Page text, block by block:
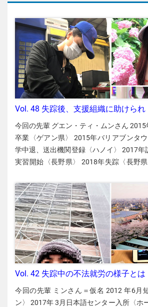
Vol. 48 失踪後、支援組織に助けられ
今回の先輩 グエン・ティ・ムンさん 2015年レホンフォン高校卒業〈ゲアン県〉 2015年バリアブンタウ大学入学 2016年大学中退、送出機関登録〈ハノイ〉 2017年訪日。講習後、技能実習開始〈長野県〉 2018年失踪〈長野県→愛知県〉 2019年転職〈大阪〉 〈1997年生まれ、ゲアン省出身〉 工場での技能実習以外に動物の世話やベビーシッターを長時間させられ、残業代ももらえなかったムンさん。社長の度重なる暴言もあって失踪したが、残った後輩たちを助けようと支援機関に相談した。すると、労基署が捜査に乗り出し、OTITも動いて……。 〈このページの内容〉 • 大学を中退し技能実習 • 送出機関 • 工場勤務なのにペットショップの仕事 • ベビーシッター • 心の糸が切れて失踪 • 日本人は親切だった • 失踪生活 •「外国人実習生支援」 • 行政が動いた！ • 転籍 • 新しい職場 • 今の生活 大学を中退し技能実習 送出機関の日本語センターの先生や仲間〈ハノイで2017年〉 私は6人兄弟の5番目です。父は病気で2009年から仕事ができず（2019年に死亡）、母が農業で家計を支えていました。私は大学で1年間勉強しましたが、実家が苦しいのに自分だけ大学に通うことが心苦しく、中退して技能実習をすることを決意しました。家族は中退に反対しましたが、私の故郷では、多くの友人が大学に進まず外国で働いていたので、私も同じように働いて両親を助けたいと思ったのです。 送出機関 私はハノイの送出機関に登録し、全部で6,400ドルを支払いました。それ以外に、送出機関を紹介してくれた親せきの友人にも20,000,000ドン払いました。他に食費や交通費もあり、父は計200,000,000ドンを銀行から借りました。 【編集部からのアドバイス】 ・送出機関によって費用が違います。費用が高くても日本での給料が高いとは限りません。 ・ベトナム政府の規定で、送出機関の日本語教育費は約520時間に対し5,900,000VND以下、送出手数料は3,600 USD以下（3年契約の場合）となっています。 ・送出機関は、紹介者が紹介料を受け取ることを認めてはいけません。 ☆この記事を参考に送出機関を自分でも探しましょう。 こんなに違う、送出機関への費用 / 徹底比較 工場勤務なのにペットショップの仕事 飼育小屋で清掃をする同僚〈2017年〉 私は2017年6月に長野県の工場で技能実習を始めました。しかし、機械加工の実習以外に、この会社が経営するペットショップでも仕事をさせられました。毎日、朝から工場で働いた後、私を含む3人が車でペットショップに移動し、15時から19時まで仕事をしました。鳥や動物へのエサやり▽飼育小屋の掃除▽販売用のエサの包装――などです。土曜日は朝から晩までペットショップで、隣接するバラ園でせん定や掃除もさせられました。 また、寮で最初の1年間はWi-Fiのパスワードを教えてもらえず、自由に電話できませんでした。先輩も社長から怒られるので、パスワードを教えてくれません。訪日して約3カ月たったある日、先輩の携帯電話を借りて初めて家族に連絡できました。その後も、社長の目があるので自由に電話できませんでした。 ベビーシッター 仕事を記録した私のメモ（黒塗り部分は赤ちゃんの名前）〈2018年1月〉 技能実習生は工場のそばの寮に住みましたが、私を含む数人だけが2017年11月、ペットショップに近い監理団体の研修センターに移されました。社長は監理団体の理事長も兼ねており、私たちをセンターに住ませ、自分も2018年1月に1歳の娘と2人でここに移ってきました。それ以来、私たち実習生が社長の食事作りや洗濯、赤ちゃんの子守をすることになりました。また、毎日朝から鳥や犬にエサをあげたり、深夜に社長の飼っていたハトの世話をしたりもしました。 後輩実習生たちと私〈センターで2018年8月〉 失踪までの約10カ月間、私は毎日ベビーシッターをしました。赤ちゃんは私に一番なついていたので、主に私の担当でした。19時にセンターに帰り、23時から赤ちゃんと遊んだり寝かしつけたりし、1時までかかることもよくありました。おむつ交換もしました。休日もペットショップの仕事か赤ちゃんの世話です。私はこの子が好きでしたが、残業代は一円ももらえませんでした。 心の糸が切れて失踪 このような無賃労働に加え、私たちは社長からよく怒鳴られました。2018年8月に来た後輩実習生3人は日本語が分からず、社長の指示を理解できません。そんなとき、社長は「なぜ、こいつらにきちんと仕事を教えないんだ！」と私に怒鳴りました。社長はそれ以外にも気に入らないことがあるとよく激高しました。そのため男の実習生2人が失踪しました。私も同年10月のある夜、理由も分からずにひどく怒鳴られ、心の糸が切れてしまいました。 「もうここには居られない」と思い立ち、怒鳴られた3時間後にセンターを出ました。夜0時ごろのことでした。約600㍍離れた高速バス乗り場まで歩き、「私、名古屋に行きたいですけど、バスはどれですか」と聞いて名古屋行きのバスに乗ったのです。 日本人は親切だった 向かった先は愛知県の技能実習生たちの寮でした。彼らの1人を訪日前に紹介され、SNSで情報交換を続けていました。悩みを聞いてもらうこともあり、「もし失踪したら、うちにおいで」と言ってくれていました。しかし、実際に失踪するつもりはなかったので、寮への行き方が分かりません。そんな私を、道行く人たちが助けてくれました。 ＊高速バスを降り、タクシーに乗ろうとしましたが、目的地まで約2万円かかるとのことで断念。友人に電車での行き方を聞くにも、私の携帯電話はWi-Fiがないと使えません。そこで、運転手さんが携帯電話を貸してくれました。 ＊駅に着くと、今度は切符の買い方が分かりません。社長が怒るので外出許可を申請しにくく、長野県から出たことがなかったからです。通行人の少年に尋ねると、代わりに切符を買い、自動改札機まで連れて行ってくれました。 ＊電車内では乗客のおばさんに電話を借り、目的の駅に着いたときに教えてもらいました。 ＊電車を降り、切符を入れずに自動改札機を通ろうとしてアラームが鳴りました。しかし、駅員さんがやさしく助けてくれました。 失踪生活 友人は３ベッドルームの寮に3人で住んでいました。私はこのうち1室に、再就職するまで約11カ月間住ませてもらいました。失踪時、私の口座には約30万円ありましたが、途中でなくなり、彼らにお金を借りて暮らしました。失踪中は、日本語を毎日8時間勉強しました。不法就労をあっせんする有名なFacebookページは詐欺も多いので使わず、先輩や友人に仕事探しをお願いしました。また、友だちと花見などに行って気晴らしをしましたが、収入がないので遠くには行きませんでした。失踪中は「日本で働いて借金を返す前に警察に見つかってベトナムに送り返されたら……」といつも不安でした。後輩の皆さん、失踪だけはしないでください。 「外国人実習生支援」 「外国人実習生支援」のFBページ。ここからメッセージを送れます。 そんなある日、Facebookで榑松（くれまつ）さんのことを知りました。ある実習生が労働問題を彼に解決してもらったという投稿でした。榑松さんは「外国人実習生支援」というFacebookページで実習生の相談を受けています。私は長野に残っている後輩たちの処遇を改善してもらえないかと思い、2019年3月、思い切って榑松さんにSNSで連絡しました。 「仲間が工場勤務なのに他の仕事をやらされている」などと、簡単な日本語でメッセージを送り、社長が怒鳴っている動画も送りました。そして、約2週間後に彼の事務所（名古屋市）を訪ねました。彼はとても親身に相談に乗り、外国人技能実習機構（OTIT）や労基署に一緒に行って説明をしたり、電車のパスカードを作ってくれたりしました。 行政が動いた！ 榑松さんに相談してからの経過は次の通りです。労基署やOTITが動いてくれました。 〈2019年〉 ・3月11日：榑松さんと面会。一緒にOTIT名古屋事務所を訪問。 ・3月20日：国会議員が私たちの事例を取り上げ、国会で質問（それを聞いてNHKが取材）。 ・4月1日：社長が怒鳴っている動画などをNHKが放送。 ・4月3日：労基署とOTITが長野県の会社に立ち入り調査。OTITが後輩実習生3人をホテルに保護。3人はその後、OTITの手配で別の会社に転職。 ・6月：フィリピン人の後輩数人もOTITに保護され、その後転職。 ・7月：私が長野県の労基署を訪問し残業代不払いを訴え。 ・11月：労基署は「小売店（ペットショップ）の清掃などを行わせた時間外労働について、技能実習生らに約１年間にわたって割増賃金を支払っていない」などとして、労働基準法違反（割増賃金不払いなど）の疑いでこの会社を送検。 厚労省発表の指導事例にも掲載（2020年10月） 〈2020年〉 ・2月：入管庁と厚労省はこの会社の技能実習計画の認定を取り消し。同社社長が理事長を務める監理団体への許可も取り消し。 NHKが全国放送〈2019年4月〉 転籍 榑松さん（左）は私の日本でのお父さん〈名古屋市で2019年9月〉 こうして会社は処分され、後輩たちは転籍できました。ただ、一度失踪したためか、私の転職先だけは決まりませんでした。榑松さんがあちこちに聞いて私の転職先を探してくれましたが、私と同じ職種の女性実習生は少なく、仕事があっても女子寮がないなどの理由で、なかなか見つかりませんでした。そんななか、榑松さんと懇意の黒田さんというベトナム語通訳の女性（西日本技能センター）が大阪府の抱月工業という会社にお願いしてくださり、就職できることになりました。2019年9月のことでした。 ・（監理団体）協同組合 西日本技能センター https://www.facebook.com/japanskill/ ※ベトナム語で問い合わせができます。 新しい職場 作業中の私〈2020年8月〉 抱月工業（大久保尚容社長）は従業員約70人で、2003年から実習生を受け入れ、今はエンジニアと実習生で計11人のベトナム人がいます。これまで女性実習生はいなかったので、私のために新たにアパートを借りてくれました。同社では、下記のようによい意味で驚きの連続でした。 ・社長が親切でやさしい。 ・現場リーダーたちが実習生に困ったことはないかよく聞いてくれる。仕事のやり方に関する意見交換会もある。 ・日本語能力試験（JLPT）に合格したら毎月の給料が上がる（N４：5,000円、N３：10,000円、N２：15,000円）。ほぼ全員がN3以上を取得して帰国する。 ・社員旅行がある（過去にベトナムに行った年もあった）。 とても働きやすい職場で、私は技能実習3号や特定技能などでできるだけ長くここで働きたいと希望しています。 抱月工業の工場 会社の忘年会（右から２人目が社長） 今の生活 私のJLPT・N3合格を祝って日本語教室の先生たちと食事会〈2020年2月〉 抱月工業の先輩たちは親切で、私と一緒に遊びに行ってくれる人もいます。また、私は地元の国際交流協会が主催する無料日本語教室に通っており、先生方の家に遊びに行ったりもします。 私の家計簿（１カ月の平均） ※100円= 22,303 VND（2020年12月30日現在） 手取り給料（平均150,000円） 手取り給料 130,000円～160,000円 ※税金、社会保険料、寮費を引いた後の手取り額 ※このうち寮費は20,000円（水道・光熱費・Wi-Fi含む） 支出（合計 30,000円～50,000円） 食費 15,000円～20,000円 ※主に自炊 雑費・交通費 15,000円～20,000円 ※衣類、交通費、たまに外食 差額・貯金（100,000円～130,000円） 差額 100,000円～130,000円 ※1カ月110,000円～150,000円を実家に送金 榑松さんや黒田さん、今の社長のおかげで、私は今、充実した実習生活を送っています。後輩の実習生の皆さん、実習先で困ったことがあっても、悪い仲間に引き込まれたり、不法就労に走ったりせず、支援機関に粘り強く相談してください。 【編集部からのアドバイス】 実習先での問題はまず監理団体に相談し、それでも解決しない場合は、必ず外国人技能実習機構（OTIT）に相談してください。ベトナム語でも相談できます。電話もあります（0120-250-168）が、相談内容が深刻な場合は、紙に書いてOTITを訪問するか郵送する方が無難です。 ☆万一、OTITに相談しても解決しない場合は、下記のような民間の支援機関もあります。 外国人実習生支援（Facebook）https://www.facebook.com/jissyuseisien/ 日越ともいき支援会（E-mail）n.tomoiki@gmail.com 今回の先輩 Nguyễn Thị Mừng （グエン・ティ・ムン）さん 2015年レホンフォン高校卒業〈ゲアン〉 2015年バリアブンタウ大学入学 2016年大学中退、送出機関登録〈ハノイ〉 2017年訪日。講習後、技能実習開始〈長野〉 2018年失踪〈長野→愛知〉 2019年転職〈大阪〉 〈1997年生まれ、ゲアン省出身〉 工場での技能実習以外に動物の世話やベビーシッターを長時間させられ、残業代ももらえなかったムンさん。社長の度重なる暴言もあって失踪したが、残った後輩たちを助けようと支援機関に相談した。すると、労基署が捜査に乗り出し、OTITも動いて……。 〈このページの内容〉 • 大学を中退し技能実習 • 送出機関 • 工場勤務なのにペットショップの仕事 • ベビーシッター • 心の糸が切れて失踪 • 日本人は親切だった • 失踪生活 •「外国人実習生支援」 • 行政が動いた！ • 転籍 • 新しい職場 • 今の生活 大学を中退し技能実習 私は6人兄弟の5番目です。父は病気で2009年から仕事ができず（2019年に死亡）、母が農業で家計を支えていました。私は大学で1年間勉強しましたが、実家が苦しいのに自分だけ大学に通うことが心苦しく、中退して技能実習をすることを決意しました。家族は中退に反対しましたが、私の故郷では、多くの友人が大学に進まず外国で働いていたので、私も同じように働いて両親を助けたいと思ったのです。 送出機関の日本語センターの先生や仲間〈ハノイで2017年〉 送出機関 私はハノイの送出機関に登録し、全部で6,400ドルを支払いました。それ以外に、送出機関を紹介してくれた親せきの友人にも20,000,000ドン払いました。他に食費や交通費もあり、父は計200,000,000ドンを銀行から借りました。 【編集部からのアドバイス】 ・送出機関によって費用が違います。費用が高くても日本での給料が高いとは限りません。 ・ベトナム政府の規定で、送出機関の日本語教育費は約520時間に対し5,900,000VND以下、送出手数料は3,600 USD以下（3年契約の場合）となっています。 ・送出機関は、紹介者が紹介料を受け取ることを認めてはいけません。 ☆この記事を参考に送出機関を自分でも探しましょう。 こんなに違う、送出機関への費用 / 徹底比較 工場勤務なのにペットショップの仕事 私は2017年6月に長野県の工場で技能実習を始めました。しかし、機械加工の実習以外に、この会社が経営するペットショップでも仕事をさせられました。毎日、朝から工場で働いた後、私を含む3人が車でペットショップに移動し、15時から19時まで仕事をしました。鳥や動物へのエサやり▽飼育小屋の掃除▽販売用のエサの包装――などです。土曜日は朝から晩までペットショップで、隣接するバラ園でせん定や掃除もさせられました。 また、寮で最初の1年間はWi-Fiのパスワードを教えてもらえず、自由に電話できませんでした。先輩も社長から怒られるので、パスワードを教えてくれません。訪日して約3カ月たったある日、先輩の携帯電話を借りて初めて家族に連絡できました。その後も、社長の目があるので自由に電話できませんでした。 飼育小屋で清掃をする同僚〈2017年〉 ベビーシッター 技能実習生は工場のそばの寮に住みましたが、私を含む数人だけが2017年11月、ペットショップに近い監理団体の研修センターに移されました。社長は監理団体の理事長も兼ねており、私たちをセンターに住ませ、自分も2018年1月に1歳の娘と2人でここに移ってきました。それ以来、私たち実習生が社長の食事作りや洗濯、赤ちゃんの子守をすることになりました。また、毎日朝から鳥や犬にエサをあげたり、深夜に社長の飼っていたハトの世話をしたりもしました。 仕事を記録した私のメモ（黒塗り部分は赤ちゃんの名前）〈2018年1月〉 失踪までの約10カ月間、私は毎日ベビーシッターをしました。赤ちゃんは私に一番なついていたので、主に私の担当でした。19時にセンターに帰り、23時から赤ちゃんと遊んだり寝かしつけたりし、1時までかかることもよくありました。おむつ交換もしました。休日もペットショップの仕事か赤ちゃんの世話です。私はこの子が好きでしたが、残業代は一円ももらえませんでした。 後輩実習生たちと私〈センターで2018年8月〉 心の糸が切れて失踪 このような無賃労働に加え、私たちは社長からよく怒鳴られました。2018年8月に来た後輩実習生3人は日本語が分からず、社長の指示を理解できません。そんなとき、社長は「なぜ、こいつらにきちんと仕事を教えないんだ！」と私に怒鳴りました。社長はそれ以外にも気に入らないことがあるとよく激高しました。そのため男の実習生2人が失踪しました。私も同年10月のある夜、理由も分からずにひどく怒鳴られ、心の糸が切れてしまいました。 「もうここには居られない」と思い立ち、怒鳴られた3時間後にセンターを出ました。夜0時ごろのことでした。約600㍍離れた高速バス乗り場まで歩き、「私、名古屋に行きたいですけど、バスはどれですか」と聞いて名古屋行きのバスに乗ったのです。 日本人は親切だった 向かった先は愛知県の技能実習生たちの寮でした。彼らの1人を訪日前に紹介され、SNSで情報交換を続けていました。悩みを聞いてもらうこともあり、「もし失踪したら、うちにおいで」と言ってくれていました。しかし、実際に失踪するつもりはなかったので、寮への行き方が分かりません。そんな私を、道行く人たちが助けてくれました。 ＊高速バスを降り、タクシーに乗ろうとしましたが、目的地まで約2万円かかるとのことで断念。友人に電車での行き方を聞くにも、私の携帯電話はWi-Fiがないと使えません。そこで、運転手さんが携帯電話を貸してくれました。 ＊駅に着くと、今度は切符の買い方が分かりません。社長が怒るので外出許可を申請しにくく、長野県から出たことがなかったからです。通行人の少年に尋ねると、代わりに切符を買い、自動改札機まで連れて行ってくれました。 ＊電車内では乗客のおばさんに電話を借り、目的の駅に着いたときに教えてもらいました。 ＊電車を降り、切符を入れずに自動改札機を通ろうとしてアラームが鳴りました。しかし、駅員さんがやさしく助けてくれました。 失踪生活 友人は３ベッドルームの寮に3人で住んでいました。私はこのうち1室に、再就職するまで約11カ月間住ませてもらいました。失踪時、私の口座には約30万円ありましたが、途中でなくなり、彼らにお金を借りて暮らしました。失踪中は、日本語を毎日8時間勉強しました。不法就労をあっせんする有名なFacebookページは詐欺も多いので使わず、先輩や友人に仕事探しをお願いしました。また、友だちと花見などに行って気晴らしをしましたが、収入がないので遠くには行きませんでした。失踪中は「日本で働いて借金を返す前に警察に見つかってベトナムに送り返されたら……」といつも不安でした。後輩の皆さん、失踪だけはしないでください。 「外国人実習生支援」 そんなある日、Facebookで榑松（くれまつ）さんのことを知りました。ある実習生が労働問題を彼に解決してもらったという投稿でした。榑松さんは「外国人実習生支援」というFacebookページで実習生の相談を受けています。私は長野に残っている後輩たちの処遇を改善してもらえないかと思い、2019年3月、思い切って榑松さんにSNSで連絡しました。 「仲間が工場勤務なのに他の仕事をやらされている」などと、簡単な日本語でメッセージを送り、社長が怒鳴っている動画も送りました。そして、約2週間後に彼の事務所（名古屋市）を訪ねました。彼はとても親身に相談に乗り、外国人技能実習機構（OTIT）や労基署に一緒に行って説明をしたり、電車のパスカードを作ってくれたりしました。 「外国人実習生支援」のFBページ。ここからメッセージを送れます。 自分に日本語で話しかける 榑松さんに相談してからの経過は次の通りです。労基署やOTITが動いてくれました。 〈2019年〉 ・3月11日：榑松さんと面会。一緒にOTIT名古屋事務所を訪問。 ・3月20日：国会議員が私たちの事例を取り上げ、国会で質問（それを聞いてNHKが取材）。 ・4月1日：社長が怒鳴っている動画などをNHKが放送。 ・4月3日：労基署とOTITが長野県の会社に立ち入り調査。OTITが後輩実習生3人をホテルに保護。3人はその後、OTITの手配で別の会社に転職。 ・6月：フィリピン人の後輩数人もOTITに保護され、その後転職。 ・7月：私が長野県の労基署を訪問し残業代不払いを訴え。 ・11月：労基署は「小売店（ペットショップ）の清掃などを行わせた時間外労働について、技能実習生らに約１年間にわたって割増賃金を支払っていない」などとして、労働基準法違反（割増賃金不払いなど）の疑いでこの会社を送検。 厚労省発表の指導事例にも掲載（2020年10月） 〈2020年〉 ・2月：入管庁と厚労省はこの会社の技能実習計画の認定を取り消し。同社社長が理事長を務める監理団体への許可も取り消し。 NHKが全国放送〈2019年4月〉 転籍 こうして会社は処分され、後輩たちは転籍できました。ただ、一度失踪したためか、私の転職先だけは決まりませんでした。榑松さんがあちこちに聞いて私の転職先を探してくれましたが、私と同じ職種の女性実習生は少なく、仕事があっても女子寮がないなどの理由で
Vol. 42 失踪中の不法就労の様子とは
今回の先輩 ミンさん＝仮名 2012 年6月短大卒業〈ホーチミン〉 2017年 3月日本語センター入所〈ホーチミン〉 2018年 1月訪日→講習〈千葉県〉 2018年 2月建築会社で技能実習〈埼玉県〉 2018年 8月失踪〈千葉県→群馬県→茨城県〉 2020年 3月入管に出頭 2020年 8月日越ともいき支援会で帰国待ち〈東京〉 〈1991年生まれ、ベンチェ省出身〉 建築の技能実習先から失踪し不法就労を重ねたミンさん（＝仮名）。ミンさんの失踪の経緯や失踪中の生活、どうしたら失踪せずにすんだかを紹介する。 面接に合格 ホーチミン市の街並み（資料写真） 私は短大を卒業後、ホーチミンの二つの会社で仕事をしました。しかし、日本に行ってもっとお金を稼いで両親を楽にしたいと思い、技能実習に応募しました。2017年3月、送出機関で勉強を始め、企業の面接を受けました。「とび作業は疲れる」と先輩から聞いていたので、他の業種を希望していましたが、面接に5回落ち、6回目で初めて合格したのがとび作業の仕事だったので、そこで働くことにしました。私が送出機関に支払った費用は送出手数料や授業料、寮費などすべて含めて150,000,000ドン（約68万円）でした。これは両親が銀行から借りました。 【編集部からのアドバイス】 ・送出機関によって手数料が違います。高い手数料を払ったからといって高い給料の実習先を紹介されるとは限りません。 ・ベトナム政府の規定で、技能実習生への日本語教育費は約520時間に対し5,900,000ドン以下、送出手数料は3,600 USD以下（3年契約の場合）となっています。 ・送出機関や実習先の選び方はこのリンク先を参考にしてください。 Link：こんなに違う、送出機関への費用 / 徹底比較 技能実習開始 寮の部屋（9階）からみた満開の桜並木〈埼玉県で2018年〉 私は2018年1月に訪日し、2月から埼玉県の建築会社で技能実習を始めました。送出機関の同級生2人も一緒で、私たちがこの会社で初めての技能実習生でした。毎朝、自転車で会社に行き、会社から日本人の先輩が運転する車で現場に行きました。現場は一戸建てが多く、たまに高層住宅もありました。朝5時に寮を出て夕方6時か7時に帰る生活でした。 私の家計簿（1カ月の平均） ※100円＝21,980ドン（2020年9月24日現在） 収入（平均90,000円） 手取り給料 90,000円 ※税金、社会保険料、寮費を差し引いた後の手取り額 ※差引額＝寮費20,000円、水道・光熱費5,000円～6,000円、Wi-Fi 1,600円 支出（平均30,000円） 食費 27,000円 ※主に自炊 雑費・交通費 3,000円 差額・貯金（平均60,000～70,000円） 差額 平均60,000～70,000円 ※差額は両親に送金 給料への不満 高層住宅の大規模修繕の現場〈埼玉県で2018年2月〉 私たちは同郷の友人や送出機関の同級生などたくさんの仲間とSNSで情報交換をしながら実習生活を送ります。訪日してしばらくすると、私たちは、仕事内容はきついのに、手取り月給（約90,000円）は関東の技能実習仲間の中で最低水準であることが分かりました。 その上、別の建築会社の実習生からこんなことを聞きました。「僕たちの会社では、会社と現場を往復する移動時間の一部に対し残業代が支払われている」。私たちも会社から現場に片道30分～2時間かけて移動していましたが、その時間は無給でした。そこで、私たち3人は移動時間に対して賃金を支払ってくれるよう社長に直訴しました。しかし、社長の答えは「移動時間は仕事ではないので賃金は支払えない」というものでした。 私たちはその後、監理団体にも相談しました。担当者が寮に来たときに、ベトナムの送出機関の通訳にメッセンジャー電話で通訳してもらって交渉しました。しかし、「社長が決めたことだから仕方がない」という答えでした。 安全管理への不満 さまざまな資材が体の近くに落ちてくることがあり、身の危険を感じた もっと大きな不満は作業現場の安全性でした。日本人の先輩が高所から金属パイプなどを下に落とし、私に受け取るように指示します。最初は取り損ねることもあり、「床に傷が付く」としかられました。しかし、そのような受け渡しは危険です。また、頭の近くに足場の金属板（アンチ）などが落ちてくることもありました。私は「この会社では、作業現場の安全が徹底されておらず、働き続けるのは非常に危険だ」と感じました。そこで、送出機関に「別の仕事に移れないか」と相談しましたが、「今はできない」と言われました。 「この会社には期待できない」と絶望 寮を後にして同僚と2人で失踪 こうして私たちは「この会社は給料が低すぎるし、安全面の改善も期待できない」と思うようになりました。そして、私と同僚の１人は失踪を決意しました。残る1人も私たちの半年後に失踪することになります。今から思うと、外国人技能実習機構（OTIT）に相談すべきでしたが、Wi-Fiだけを利用して携帯電話の通話契約をしていなかったのと、OTITのホームページから相談内容を送信できることを知らなかったので、相談しませんでした。 【編集部からのアドバイス】 技能実習生が受入企業から失踪すると在留資格が取り消される恐れがありますし、在留期間を過ぎると「不法滞在」になります。また、入管の許可なく別の職場で働くと「不法就労」になります。不法滞在も不法就労も犯罪（出入国管理法違反）です。 実習先での問題はまず監理団体に相談し、それでも解決しない場合は、外国人技能実習機構（OTIT）に必ず相談してください。下記ページからベトナム語で相談内容を送信できます。電話もあります（0120-250-168）。 ☆万一、OTITに相談しても解決しない場合は、下記のような民間の相談窓口もあります。 日越ともいき支援会（E-mail）n.tomoiki@gmail.com 外国人実習生支援（Facebook）https://www.facebook.com/jissyuseisien/ 失踪 寮の近くの駅。この駅から電車に乗って千葉県に行きました。 実習を始めて約半年後の2018年8月、給料日の翌日に私と同僚は黙って寮を去り、千葉県の実習生の寮に行きました。そして、そこで約２カ月間住ませてもらいました。私たちと同じ送出機関を出た仲間3人が住んでいる寮でした。 そこに住みながら、人づてに仕事を探していたところ、ベトナム人仲間の1人からメッセージがあり、仕事内容や給料が書かれていました。少ない給料でしたが、なかなか仕事が見つからなかったので、妥協しました。失踪者に仕事を紹介するFacebookページがありますが、「紹介料をだまし取られることも多い」「よい仕事が少ない」などと聞いていたので、私は使いませんでした。 弁当工場で不法就労（約5カ月間） 〈資料写真〉 紹介された勤務地は群馬県でした。メッセンジャーで連絡をくれた人の知人、デュックさん（＝仮名）が働いている食品加工工場で、弁当箱におかずを入れたり、弁当箱のふたを閉めたりする仕事でした。デュックさんの同僚のベトナム人が何らかの事情で休みがちだったので、私はその人が休む日だけ“替え玉”として働きました。夜にデュックさんからメッセンジャーで連絡があれば、翌日出勤するという形態でした。私はこの工場で働くにあたって、会社の責任者とは一度も会わず、デュックさんに連れられて職場に行き、作業着もデュックさんから受け取り、デュックさんの指示に従って働きました。 私の1カ月の勤務日数は10日間に満たず、手取り月給は約60,000円でした。月給はデュックさんから手渡しで受け取りました。私はデュックさんがどういう在留資格で働いているのかさえ知りませんでした。私はデュックさんら５、６人のベトナム人と同じチームで働きました。大きな工場でしたが、ほとんど会話をしなかったので、全体でベトナム人が何人ぐらいいたのか分かりません。また、全身を作業着で覆って目だけを出していたので、私のことを気にする人もいませんでした。 住宅は別ルートで紹介され、ベトナム人6人で部屋をシェアしました。1人の家賃は月10,000円、水道・光熱費は5,000円～7,000円で、ほかの5人がどこで働いていたかは知りません。このときは給料が少なすぎて実家に送金できなかったので、次の仕事を探しながら働きました。 イチゴ農園で不法就労（約1年間） 在留カードの提出なしでイチゴ農園に“就職” 約5カ月後、茨城県のイチゴ農園に移りました。ここを紹介してくれたのは送出機関の同級生で、埼玉県の別の建築会社から失踪したタムさん（＝仮名）でした。このイチゴ農園で先に働いていたタムさんに連れられて農園の経営者（日本人）に会いましたが、彼は私の在留カードをチェックせず、私の名前を聞いて仕事内容を説明しただけでした。 イチゴ農園での主な仕事は収穫でした〈資料写真〉 イチゴ農園での主な仕事は収穫でした。朝7時～夕方5時が定時で、残業も時々ありました。手取り月給は平均約15万円。毎月8～11万円を実家に送ることができ、ここで働き始めて約8カ月でベトナムでの借金を完済することができました。不法就労でしたが、日本に来て初めて安定した気持ちになりました。私たちには多額の借金があるので、最低限の収入がないと気持ちが落ち着かないのです。 肩身の狭い生活 失踪中の外出は食品の買い出しぐらいでした〈群馬県で2019年〉 住居は、タムさんらイチゴ農園の同僚4人とシェアし、1人あたりの家賃（水道・光熱費含む）は10,000円だけでした。同居の同僚も全員ベトナム人の失踪者で、私たちは全員、現金の手渡しで給料を受け取っていました。 群馬県でも茨城県でも不法滞在なので肩身の狭い生活でした。外出時に警察官に職務質問されて不法滞在が発覚するとベトナムに強制送還されることもあり、実家への送金ができなくなるので、休日もあまり外出しないようにしました。買い物も、外で買うのは食品ぐらいで、他の商品はインターネットで購入（代金引換）しました。私は外で警察官に会いませんでしたが、仲間は警察官を見かけると道路わきなどに隠れたそうです。 入管に出頭 入管に出頭するために降りた東京の品川駅〈2020年3月〉 2020年になって新型コロナウイルスの感染が日本で拡大し、両親がとても心配し、早く帰国するように強く言われました。また、少し前に茨城県でベトナム人が入管法違反で逮捕され、私も窮屈な生活に疲れ始めていました。そこで、2020年3月下旬、東京入管に出頭しました。入管では「出頭確認書」を手渡されてその日に仮放免され、翌月、もう一度入管に行くと「自分で航空券を買って帰国してください」と言われました。 仕事を辞めてからは節約のため食料も十分に買えませんでした〈千葉県で2020年3月〉 イチゴ園を出てからは、千葉県の友人宅に月23,000円で住ませてもらっていました。私はイチゴ園で最後にもらった給料で生活をしていましたが、新型コロナの影響でアルバイト先が見つからず、6月に実家から約10万円を送ってもらいました。その後、入管で出会ったベトナム人の紹介で8月12日からは東京のNPO法人「日越ともいき支援会」に住ませてもらい、帰国便の順番を待っています。 これから日本に来る皆さんは技能実習先の手取り給料や評判などをよく調べてから面接を受けるようにしてください。そして、希望する会社の面接に受かるよう、日本語の勉強もしっかりやってください。 今回の先輩 Mình（ミン）さん＝仮名 2012 年6月短大卒業〈ホーチミン〉 2017年 3月日本語センター入所〈ホーチミン〉 2018年 1月訪日→講習〈千葉〉 2018年 2月建築会社で技能実習〈埼玉〉 2018年 8月失踪〈千葉→群馬→茨城〉 2020年 3月入管に出頭 2020年 8月日越ともいき支援会で帰国待ち〈東京〉 〈1991年生まれ、ベンチェ省出身〉 建築の技能実習先から失踪し不法就労を重ねたミンさん（＝仮名）。ミンさんの失踪の経緯や失踪中の生活、どうしたら失踪せずにすんだかを紹介する。 面接に合格 私は短大を卒業後、ホーチミンの二つの会社で仕事をしました。しかし、日本に行ってもっとお金を稼いで両親を楽にしたいと思い、技能実習に応募しました。2017年3月、送出機関で勉強を始め、企業の面接を受けました。「とび作業は疲れる」と先輩から聞いていたので、他の業種を希望していましたが、面接に5回落ち、6回目で初めて合格したのがとび作業の仕事だったので、そこで働くことにしました。私が送出機関に支払った費用は送出手数料や授業料、寮費などすべて含めて150,000,000ドン（約68万円）でした。これは両親が銀行から借りました。 ホーチミン市の街並み（資料写真） 【編集部からのアドバイス】 ・送出機関によって手数料が違います。高い手数料を払ったからといって高い給料の実習先を紹介されるとは限りません。 ・ベトナム政府の規定で、技能実習生への日本語教育費は約520時間に対し5,900,000ドン以下、送出手数料は3,600 USD以下（3年契約の場合）となっています。 ・送出機関や実習先の選び方はこのリンク先を参考にしてください。 Link：こんなに違う、送出機関への費用 / 徹底比較 技能実習開始 私は2018年1月に訪日し、2月から埼玉県の建築会社で技能実習を始めました。送出機関の同級生2人も一緒で、私たちがこの会社で初めての技能実習生でした。毎朝、自転車で会社に行き、会社から日本人の先輩が運転する車で現場に行きました。現場は一戸建てが多く、たまに高層住宅もありました。朝5時に寮を出て夕方6時か7時に帰る生活でした。 寮の部屋（9階）からみた満開の桜並木〈埼玉県で2018年〉 私の家計簿（1カ月の平均） ※100円＝21,980ドン（2020年9月24日現在） 収入（平均90,000円） 手取り給料 90,000円 ※税金、社会保険料、寮費を差し引いた後の手取り額 ※差引額＝寮費20,000円、水道・光熱費5,000円～6,000円、Wi-Fi 1,600円 支出（平均30,000円） 食費 27,000円 ※主に自炊 雑費・交通費 3,000円 差額・貯金（平均60,000～70,000円） 差額 平均60,000～70,000円 ※差額は両親に送金 給料への不満 私たちは同郷の友人や送出機関の同級生などたくさんの仲間とSNSで情報交換をしながら実習生活を送ります。訪日してしばらくすると、私たちは、仕事内容はきついのに、手取り月給（約90,000円）は関東の技能実習仲間の中で最低水準であることが分かりました。 その上、別の建築会社の実習生からこんなことを聞きました。「僕たちの会社では、会社と現場を往復する移動時間の一部に対し残業代が支払われている」。私たちも会社から現場に片道30分～2時間かけて移動していましたが、その時間は無給でした。そこで、私たち3人は移動時間に対して賃金を支払ってくれるよう社長に直訴しました。しかし、社長の答えは「移動時間は仕事ではないので賃金は支払えない」というものでした。 私たちはその後、監理団体にも相談しました。担当者が寮に来たときに、ベトナムの送出機関の通訳にメッセンジャー電話で通訳してもらって交渉しました。しかし、「社長が決めたことだから仕方がない」という答えでした。 高層住宅の大規模修繕の現場〈埼玉県で2018年2月〉 安全管理への不満 もっと大きな不満は作業現場の安全性でした。日本人の先輩が高所から金属パイプなどを下に落とし、私に受け取るように指示します。最初は取り損ねることもあり、「床に傷が付く」としかられました。しかし、そのような受け渡しは危険です。また、頭の近くに足場の金属板（アンチ）などが落ちてくることもありました。私は「この会社では、作業現場の安全が徹底されておらず、働き続けるのは非常に危険だ」と感じました。そこで、送出機関に「別の仕事に移れないか」と相談しましたが、「今はできない」と言われました。 さまざまな資材が体の近くに落ちてくることがあり、身の危険を感じた。 「この会社には期待できない」と絶望 こうして私たちは「この会社は給料が低すぎるし、安全面の改善も期待できない」と思うようになりました。そして、私と同僚の１人は失踪を決意しました。残る1人も私たちの半年後に失踪することになります。今から思うと、外国人技能実習機構（OTIT）に相談すべきでしたが、Wi-Fiだけを利用して携帯電話の通話契約をしていなかったのと、OTITのホームページから相談内容を送信できることを知らなかったので、相談しませんでした。 寮を後にして同僚と2人で失踪 【編集部からのアドバイス】 技能実習生が受入企業から失踪すると在留資格が取り消される恐れがありますし、在留期間を過ぎると「不法滞在」になります。また、入管の許可なく別の職場で働くと「不法就労」になります。不法滞在も不法就労も犯罪（出入国管理法違反）です。 実習先での問題はまず監理団体に相談し、それでも解決しない場合は、外国人技能実習機構（OTIT）に必ず相談してください。下記ページからベトナム語で相談内容を送信できます。電話もあります（0120-250-168）。 ☆万一、OTITに相談しても解決しない場合は、下記のような民間の相談窓口もあります。 日越ともいき支援会（E-mail）n.tomoiki@gmail.com 外国人実習生支援（Facebook）https://www.facebook.com/jissyuseisien/ 失踪 実習を始めて約半年後の2018年8月、給料日の翌日に私と同僚は黙って寮を去り、千葉県の実習生の寮に行きました。そして、そこで約２カ月間住ませてもらいました。私たちと同じ送出機関を出た仲間3人が住んでいる寮でした。 そこに住みながら、人づてに仕事を探していたところ、ベトナム人仲間の1人からメッセージがあり、仕事内容や給料が書かれていました。少ない給料でしたが、なかなか仕事が見つからなかったので、妥協しました。失踪者に仕事を紹介するFacebookページがありますが、「紹介料をだまし取られることも多い」「よい仕事が少ない」などと聞いていたので、私は使いませんでした。 寮の近くの駅。この駅から電車に乗って千葉県に行きました。 弁当工場で不法就労（約5カ月間） 紹介された勤務地は群馬県でした。メッセンジャーで連絡をくれた人の知人、デュックさん（＝仮名）が働いている食品加工工場で、弁当箱におかずを入れたり、弁当箱のふたを閉めたりする仕事でした。デュックさんの同僚のベトナム人が何らかの事情で休みがちだったので、私はその人が休む日だけ“替え玉”として働きました。夜にデュックさんからメッセンジャーで連絡があれば、翌日出勤するという形態でした。私はこの工場で働くにあたって、会社の責任者とは一度も会わず、デュックさんに連れられて職場に行き、作業着もデュックさんから受け取り、デュックさんの指